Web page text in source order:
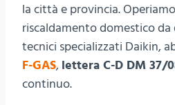
la città e provincia.
riscaldamento domestico
tecnici specializzati Daikin,
F-GAS, lettera C-D DM 37/
continuo.